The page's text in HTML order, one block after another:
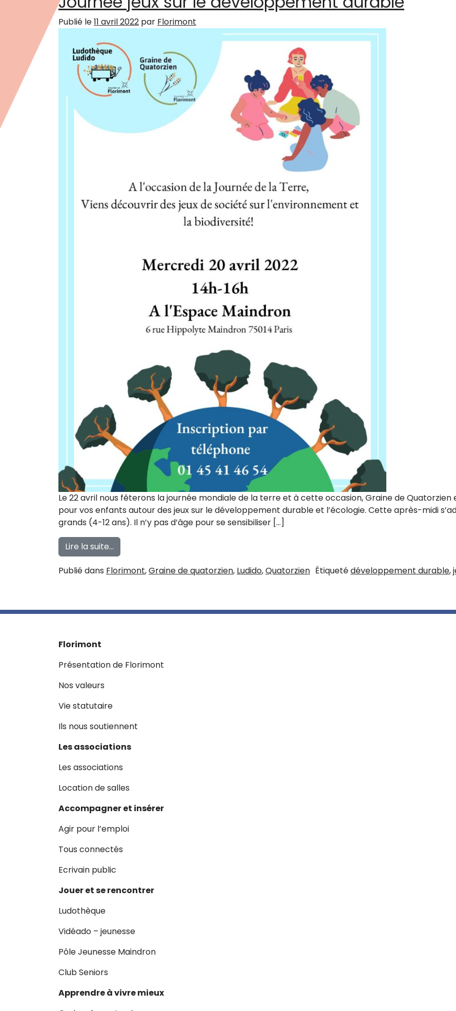
Publié le11 avril 2022 par Florimont
Le 22 avril nous fêterons la journée mondiale de la terre et à cette occasion, Graine de
pour vos enfants autour des jeux sur le développement durable et l’écologie. Cette après-midi
grands (4-12 ans). Il n’y pas d’âge pour se sensibiliser […]
Lire la suite…
Publié dans Florimont,Graine de quatorzien, Ludido,Quatorzien Étiquetédéveloppement durable,
Florimont
Présentation de Florimont
Nos valeurs
Vie statutaire
Ils nous soutiennent
Les associations
Les associations
Location de salles
Accompagner et insérer
Agir pour l’emploi
Tous connectés
Ecrivain public
Jouer et se rencontrer
Ludothèque
Vidéado – jeunesse
Pôle Jeunesse Maindron
Club Seniors
Apprendre à vivre mieux